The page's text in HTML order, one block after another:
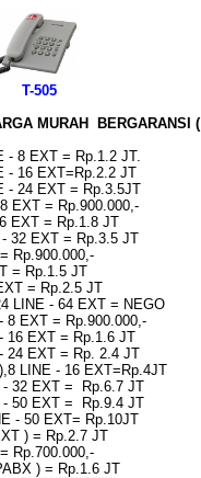
505
MURAH BERGARANSI (
- 8 EXT = Rp.1.2 JT.
- 16 EXT=Rp.2.2 JT
- 24 EXT = Rp.3.5JT
EXT = Rp.900.000,-
EXT = Rp.1.8 JT
32 EXT = Rp.3.5 JT
Rp.900.000,-
= Rp.1.5 JT
= Rp.2.5 JT
LINE - 64 EXT = NEGO
8 EXT = Rp.900.000,-
16 EXT = Rp.1.6 JT
24 EXT = Rp. 2.4 JT
LINE - 16 EXT=Rp.4JT
- 32 EXT = Rp.6.7 JT
- 50 EXT = Rp.9.4 JT
- 50 EXT= Rp.10JT
) = Rp.2.7 JT
Rp.700.000,-
) = Rp.1.6 JT